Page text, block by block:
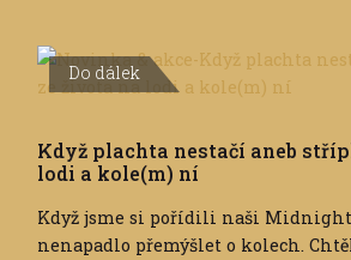
Do dálek
Když plachta nestačí aneb
lodi a kole(m) ní
Když jsme si pořídili naši Midnight
nenapadlo přemýšlet o kolech.